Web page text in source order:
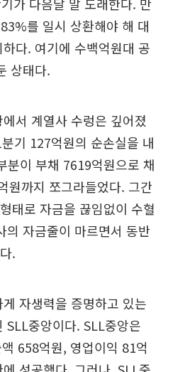
를 일시 상환해야 해 대
다. 여기에 수백억원대 공
상태다.
서 계열사 수렁은 깊어졌
기 127억원의 순손실을 내
분이 부채 7619억원으로 채
원까지 쪼그라들었다. 그간
태로 자금을 끊임없이 수혈
의 자금줄이 마르면서 동반
.
자생력을 증명하고 있는
SLL중앙이다. SLL중앙은
658억원, 영업이익 81억